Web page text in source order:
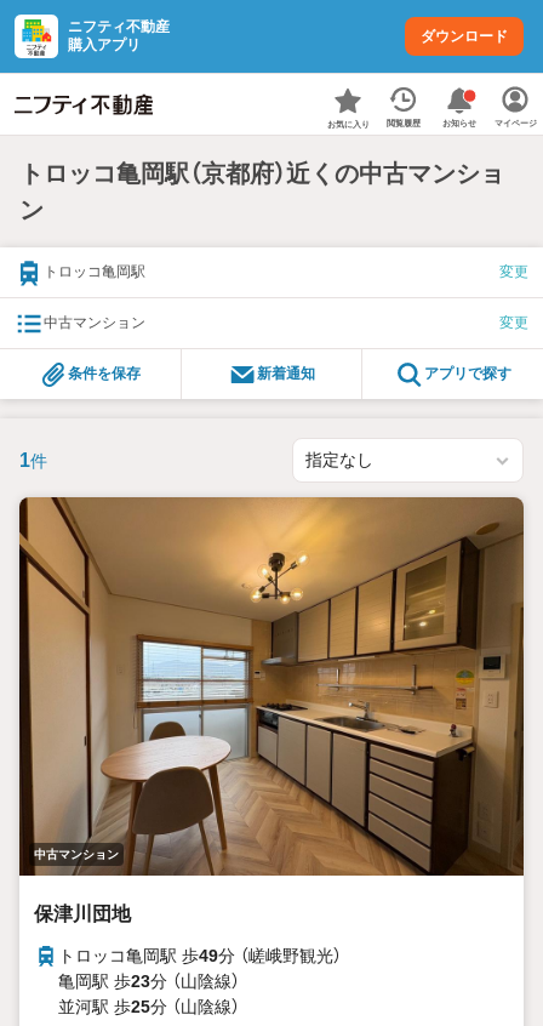
ニフティ不動産
購入アプリ
ダウンロード
お気に入り 閲覧履歴 お知らせ マイページ
トロッコ亀岡駅（京都府）近くの中古マンショ
ン
トロッコ亀岡駅 変更
中古マンション 変更
条件を保存 新着通知 アプリで探す
1件
中古マンション
保津川団地
トロッコ亀岡駅 歩49分 （嵯峨野観光）
亀岡駅 歩23分 （山陰線）
並河駅 歩25分 （山陰線）